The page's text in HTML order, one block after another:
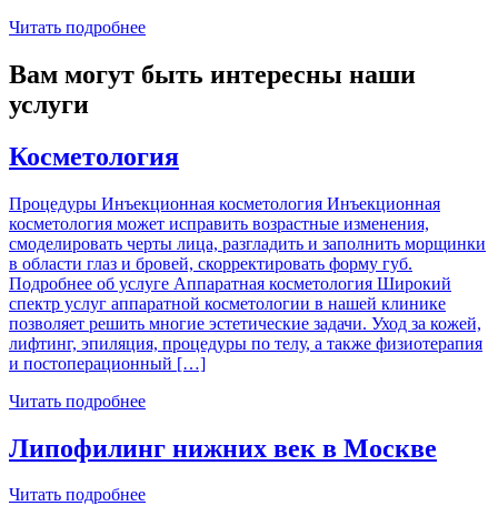
Читать подробнее
Вам могут быть интересны наши
услуги
Косметология
Процедуры Инъекционная косметология Инъекционная
косметология может исправить возрастные изменения,
смоделировать черты лица, разгладить и заполнить морщинки
в области глаз и бровей, скорректировать форму губ.
Подробнее об услуге Аппаратная косметология Широкий
спектр услуг аппаратной косметологии в нашей клинике
позволяет решить многие эстетические задачи. Уход за кожей,
лифтинг, эпиляция, процедуры по телу, а также физиотерапия
и постоперационный […]
Читать подробнее
Липофилинг нижних век в Москве
Читать подробнее